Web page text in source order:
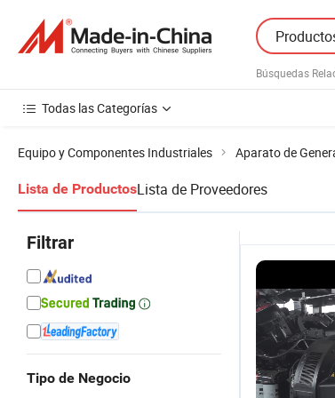
Búsquedas
Todas las Categorías
Equipo y Componentes Industriales Aparato de
Lista de ProductosLista de Proveedores
Filtrar
Tipo de Negocio